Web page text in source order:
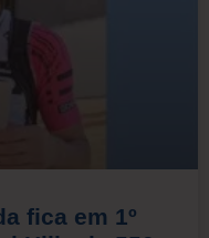
fica em 1º